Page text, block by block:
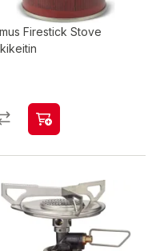
Firestick Stove